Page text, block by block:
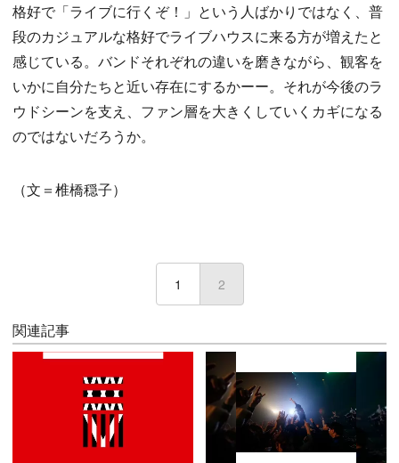
格好で「ライブに行くぞ！」という人ばかりではなく、普
段のカジュアルな格好でライブハウスに来る方が増えたと
感じている。バンドそれぞれの違いを磨きながら、観客を
いかに自分たちと近い存在にするかーー。それが今後のラ
ウドシーンを支え、ファン層を大きくしていくカギになる
のではないだろうか。
（文＝椎橋穏子）
1 2
関連記事